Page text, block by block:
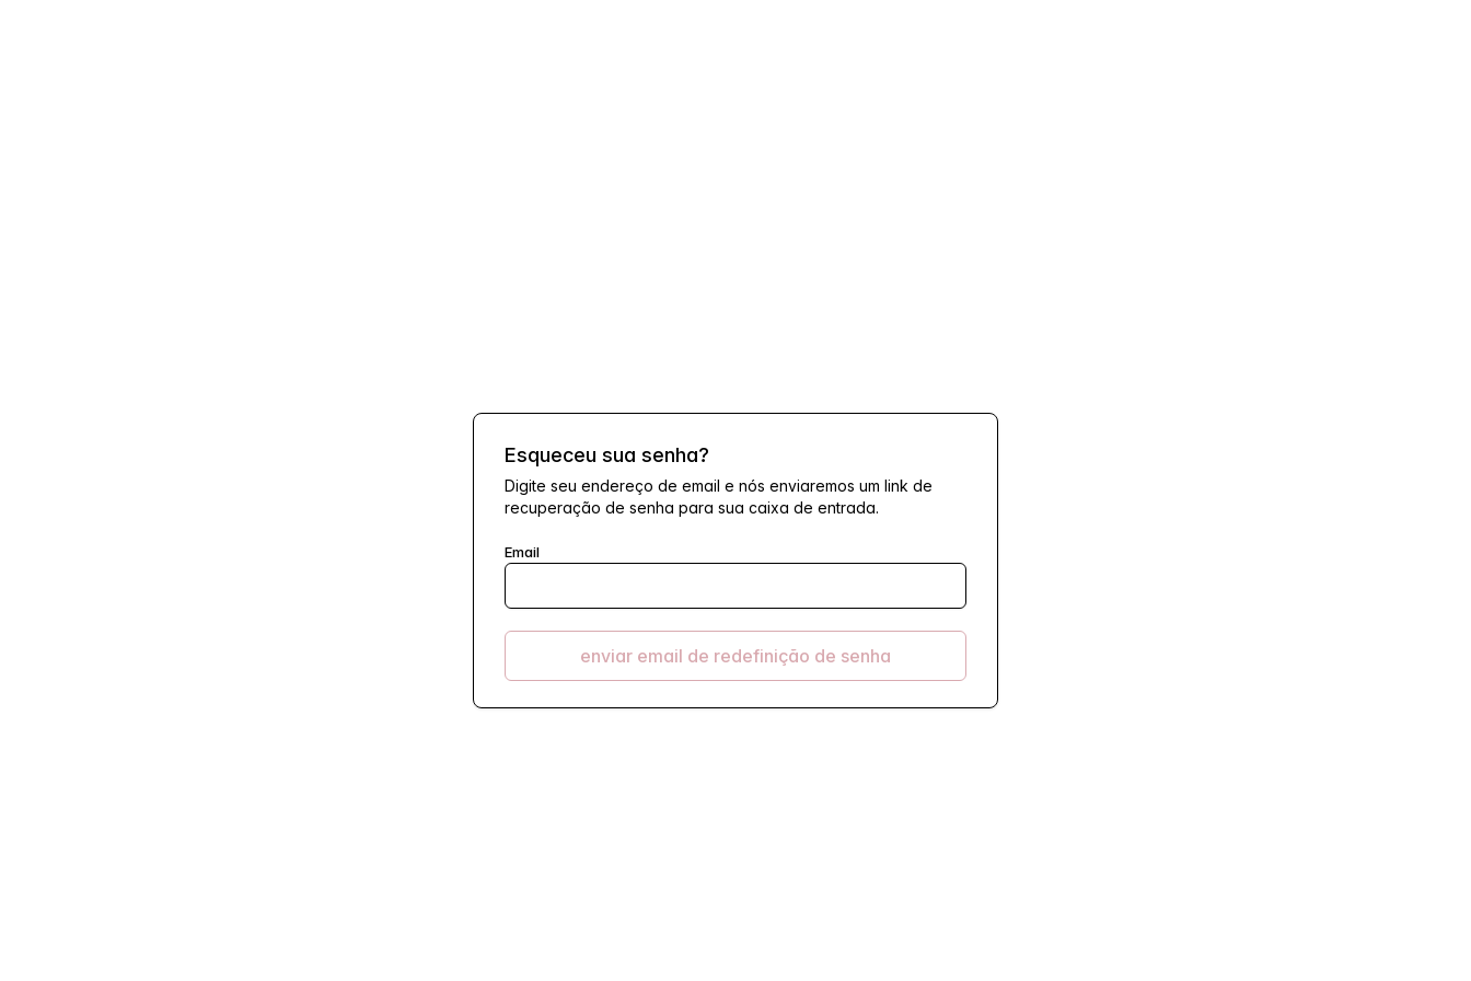
Esqueceu sua senha?
Digite seu endereço de email e nós enviaremos um link de
recuperação de senha para sua caixa de entrada.
Email